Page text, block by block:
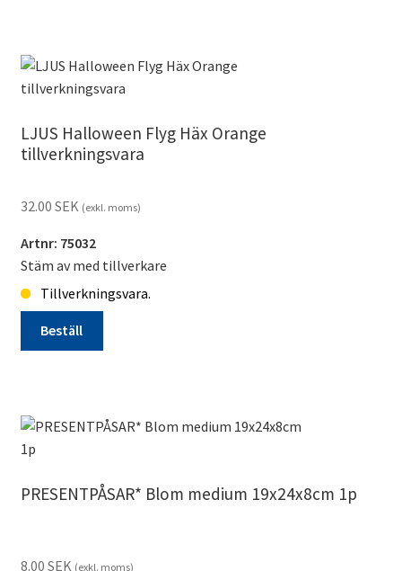
19x24x8cm
1p
mängd
LJUS Halloween Flyg Häx Orange
tillverkningsvara
32.00 SEK (exkl. moms)
Artnr: 75032
Stäm av med tillverkare
Tillverkningsvara.
Beställ
Häx
Orange
mängd
PRESENTPÅSAR* Blom medium 19x24x8cm 1p
8.00 SEK (exkl. moms)